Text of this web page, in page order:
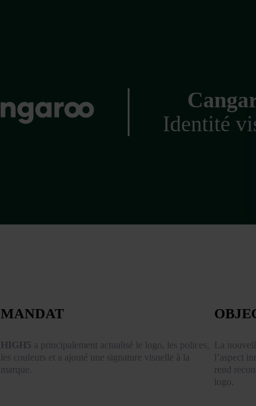
Identité
MANDAT
HIGH5 a principalement actualisé le logo, les polices,
les couleurs et a ajouté une signature visuelle à la
marque.
La
l’aspect
rend
logo.